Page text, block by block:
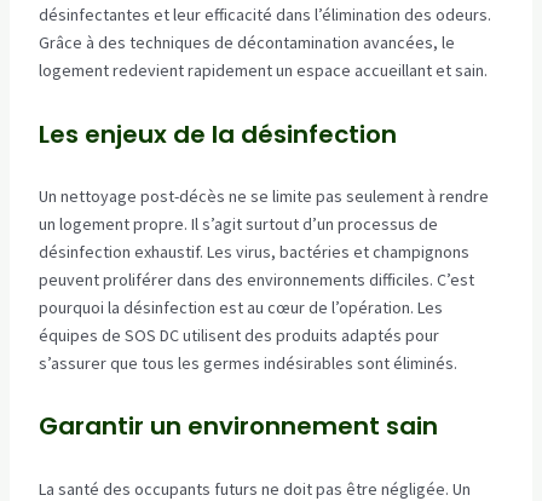
désinfectantes et leur efficacité dans l’élimination des odeurs.
Grâce à des techniques de décontamination avancées, le
logement redevient rapidement un espace accueillant et sain.
Les enjeux de la désinfection
Un nettoyage post-décès ne se limite pas seulement à rendre
un logement propre. Il s’agit surtout d’un processus de
désinfection exhaustif. Les virus, bactéries et champignons
peuvent proliférer dans des environnements difficiles. C’est
pourquoi la désinfection est au cœur de l’opération. Les
équipes de SOS DC utilisent des produits adaptés pour
s’assurer que tous les germes indésirables sont éliminés.
Garantir un environnement sain
La santé des occupants futurs ne doit pas être négligée. Un